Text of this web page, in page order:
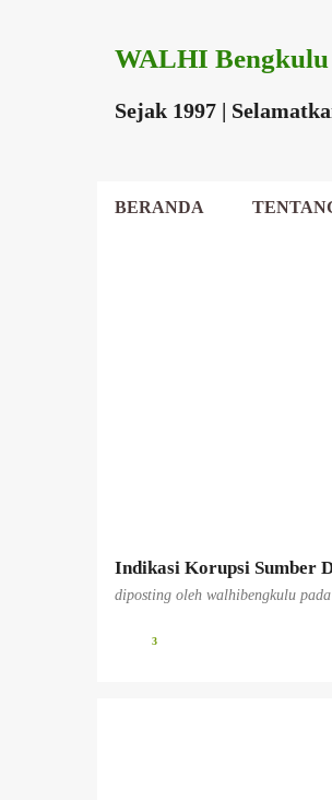
WALHI Bengkulu
Sejak 1997 |
BERANDA
Indikasi Korupsi Sumber
diposting oleh walhibengkulu
3